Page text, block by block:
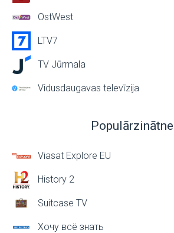
OstWest
LTV7
TV Jūrmala
Vidusdaugavas televīzija
Populārzinātne
Viasat Explore EU
History 2
Suitcase TV
Хочу всё знать